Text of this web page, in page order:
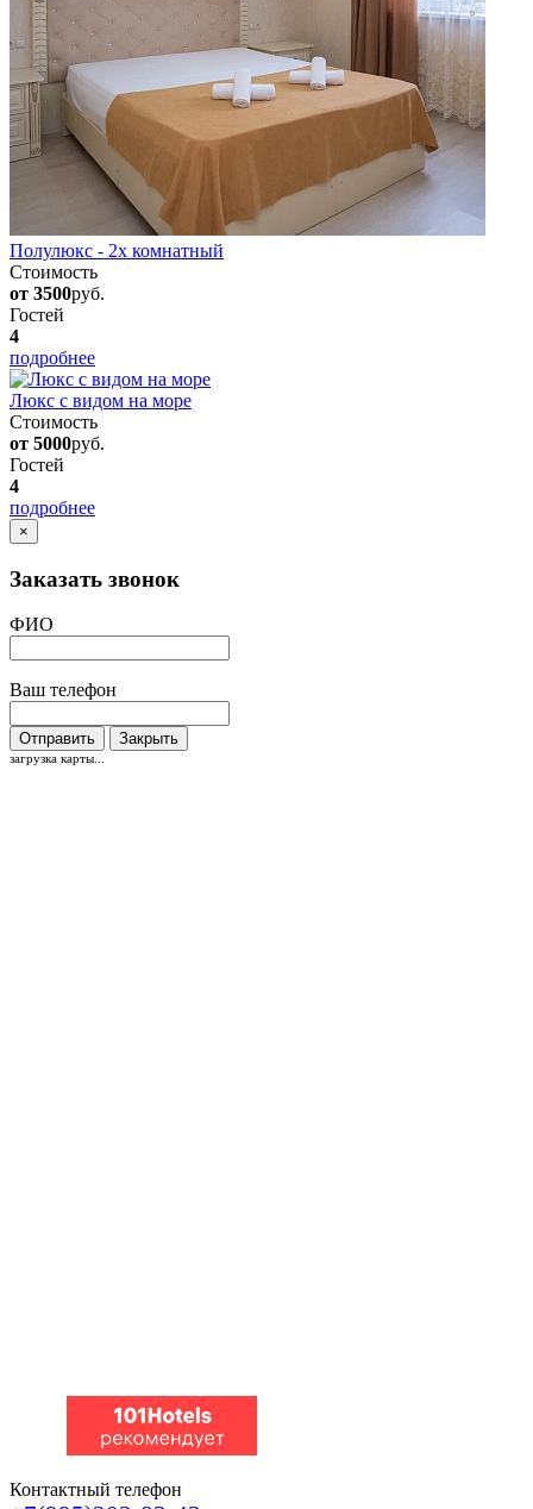
Полулюкс - 2х комнатный
Стоимость
от 3500руб.
Гостей
4
подробнее
Люкс с видом на море
Стоимость
от 5000руб.
Гостей
4
подробнее
×
Заказать звонок
ФИО
Ваш телефон
Отправить Закрыть
загрузка карты...
Контактный телефон